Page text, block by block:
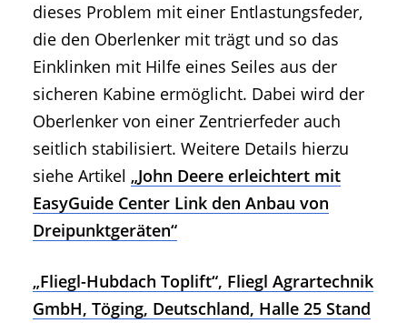
dieses Problem mit einer Entlastungsfeder,
die den Oberlenker mit trägt und so das
Einklinken mit Hilfe eines Seiles aus der
sicheren Kabine ermöglicht. Dabei wird der
Oberlenker von einer Zentrierfeder auch
seitlich stabilisiert. Weitere Details hierzu
siehe Artikel „John Deere erleichtert mit
EasyGuide Center Link den Anbau von
Dreipunktgeräten“
„Fliegl-Hubdach Toplift“, Fliegl Agrartechnik
GmbH, Töging, Deutschland, Halle 25 Stand